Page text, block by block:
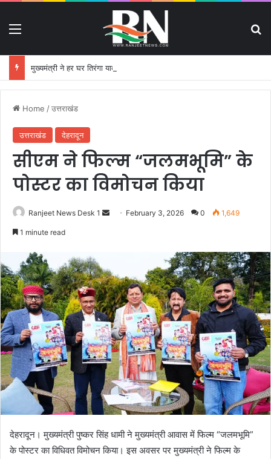
मुख्यमंत्री ने हर घर तिरंगा यात्रा कार्यक्रम में किया प्रतिभाग
Home /उत्तराखंड
उत्तराखंड देहरादून
सीएम ने फिल्म “जलमभूमि” के
पोस्टर का विमोचन किया
Ranjeet News Desk 1
a
n
e
m
a
i
l
February 3, 2026 0 1,649
1 minute read
देहरादून। मुख्यमंत्री पुष्कर सिंह धामी ने मुख्यमंत्री आवास में फिल्म “जलमभूमि”
के पोस्टर का विधिवत विमोचन किया। इस अवसर पर मुख्यमंत्री ने फिल्म के